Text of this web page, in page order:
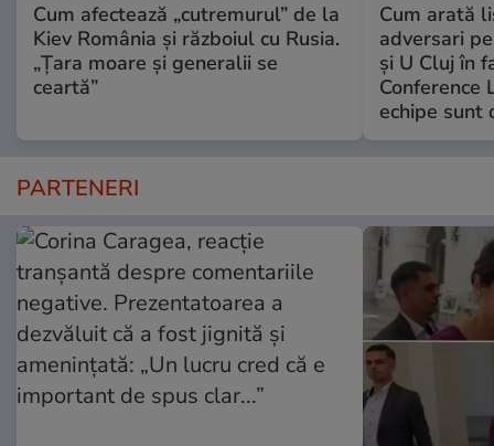
Cum afectează „cutremurul” de la
Kiev România și războiul cu Rusia.
„Țara moare și generalii se
ceartă”
Cum arată
adversari
și U Cluj în
Conference
echipe sunt
PARTENERI